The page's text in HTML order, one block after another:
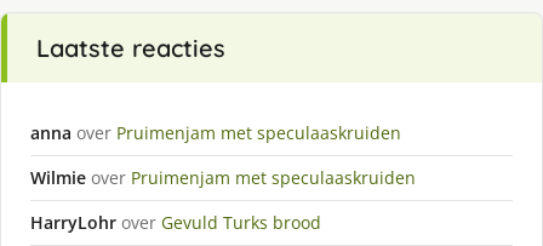
Laatste reacties
anna over Pruimenjam met speculaaskruiden
Wilmie over Pruimenjam met speculaaskruiden
HarryLohr over Gevuld Turks brood